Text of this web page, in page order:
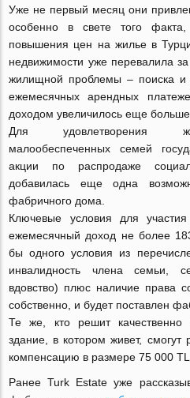
Уже не первый месяц они
особенно в свете того факта,
повышения цен на жилье в
недвижимости уже перевалила
жилищной проблемы – поиска и
ежемесячных арендных
доходом увеличилось еще больше.
Для удовлетворения
малообеспеченных семей
акции по распродаже
добавилась еще одна
фабричного дома.
Ключевые условия для
ежемесячный доход не более
бы одного условия из
инвалидность члена семьи,
вдовство) плюс наличие права
собственно, и будет поставлен
Те же, кто решит качественно
здание, в котором живет, смогут
компенсацию в размере 75 000
Ранее Turk Estate уже